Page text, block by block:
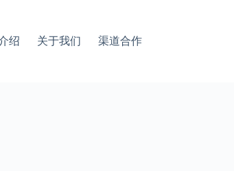
绍 关于我们 渠道合作